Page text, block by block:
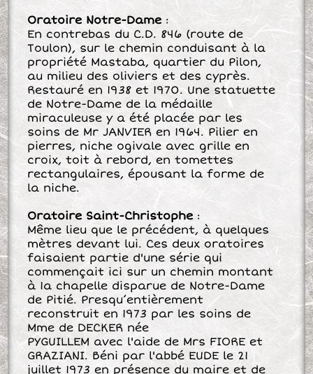
Oratoire Notre-Dame :
En contrebas du C.D. 846 (route de
Toulon), sur le chemin conduisant à la
propriété Mastaba, quartier du Pilon,
au milieu des oliviers et des cyprès.
Restauré en 1938 et 1970. Une statuette
de Notre-Dame de la médaille
miraculeuse y a été placée par les
soins de Mr JANVIER en 1964. Pilier en
pierres, niche ogivale avec grille en
croix, toit à rebord, en tomettes
rectangulaires, épousant la forme de
la niche.
Oratoire Saint-Christophe:
Même lieu que le précédent, à quelques
mètres devant lui. Ces deux oratoires
faisaient partie d'une série qui
commençait ici sur un chemin montant
à 1a chapelle disparue de Notre-Dame
de Pitié. Presqu’entièrement
reconstruit en 1973 par les soins de
Mme de DECKER née
PYGUILLEM avec l'aide de Mrs FIORE et
GRAZIANI. Béni par l'abbé EUDE le 21
juillet 1973 en présence du maire et de